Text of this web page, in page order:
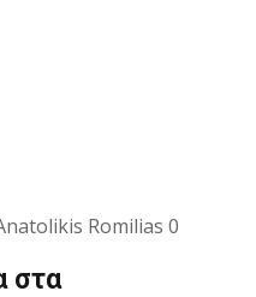
Romilias 0
στα